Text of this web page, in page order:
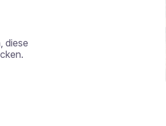
diese